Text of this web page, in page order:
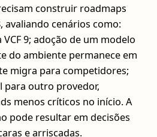
construir roadmaps
avaliando cenários como:
9; adoção de um modelo
do ambiente permanece em
migra para competidores;
para outro provedor,
menos críticos no início. A
pode resultar em decisões
e arriscadas.